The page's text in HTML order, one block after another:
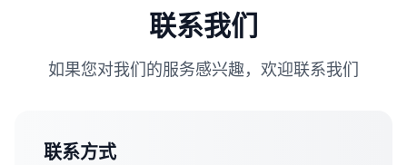
联系我们
如果您对我们的服务感兴趣，欢迎联系我们
联系方式